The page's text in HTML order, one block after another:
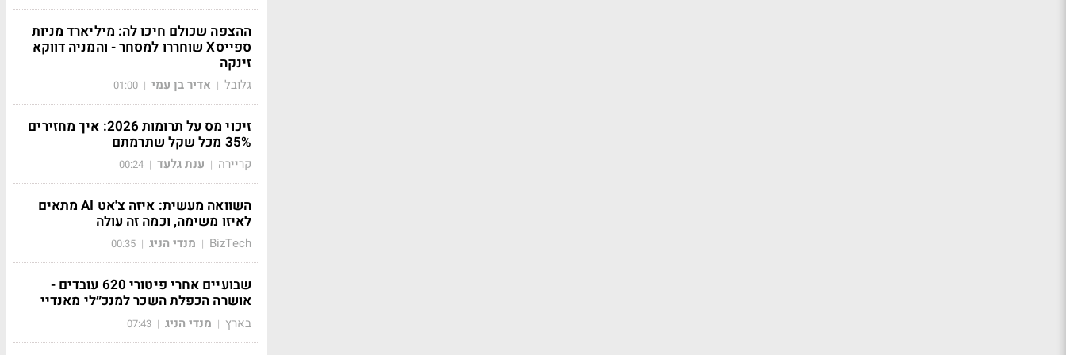
ההצפה שכולם חיכו לה: מיליארד מניות
ספייסX שוחררו למסחר - והמניה דווקא
זינקה
גלובל | אדיר בן עמי |
01:00
זיכוי מס על תרומות 2026: איך מחזירים
35% מכל שקל שתרמתם
קריירה | ענת גלעד |
00:24
השוואה מעשית: איזה צ'אט AI מתאים
לאיזו משימה, וכמה זה עולה
BizTech
| מנדי הניג |
00:35
שבועיים אחרי פיטורי 620 עובדים -
אושרה הכפלת השכר למנכ״לי מאנדיי
בארץ | מנדי הניג |
07:43